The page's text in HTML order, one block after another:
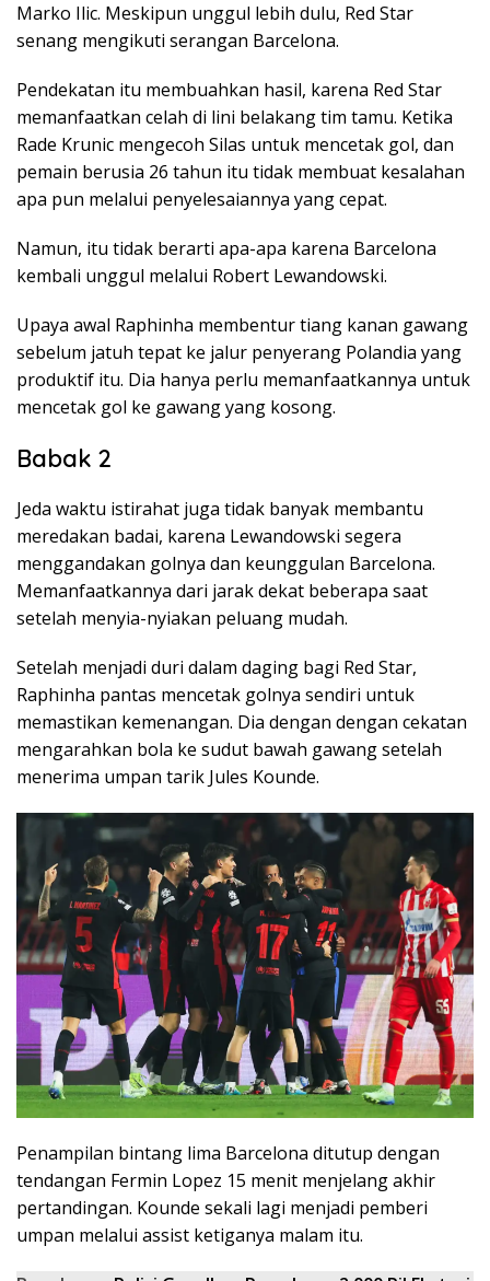
Marko Ilic. Meskipun unggul lebih dulu, Red Star
senang mengikuti serangan Barcelona.
Pendekatan itu membuahkan hasil, karena Red Star
memanfaatkan celah di lini belakang tim tamu. Ketika
Rade Krunic mengecoh Silas untuk mencetak gol, dan
pemain berusia 26 tahun itu tidak membuat kesalahan
apa pun melalui penyelesaiannya yang cepat.
Namun, itu tidak berarti apa-apa karena Barcelona
kembali unggul melalui Robert Lewandowski.
Upaya awal Raphinha membentur tiang kanan gawang
sebelum jatuh tepat ke jalur penyerang Polandia yang
produktif itu. Dia hanya perlu memanfaatkannya untuk
mencetak gol ke gawang yang kosong.
Babak 2
Jeda waktu istirahat juga tidak banyak membantu
meredakan badai, karena Lewandowski segera
menggandakan golnya dan keunggulan Barcelona.
Memanfaatkannya dari jarak dekat beberapa saat
setelah menyia-nyiakan peluang mudah.
Setelah menjadi duri dalam daging bagi Red Star,
Raphinha pantas mencetak golnya sendiri untuk
memastikan kemenangan. Dia dengan dengan cekatan
mengarahkan bola ke sudut bawah gawang setelah
menerima umpan tarik Jules Kounde.
Penampilan bintang lima Barcelona ditutup dengan
tendangan Fermin Lopez 15 menit menjelang akhir
pertandingan. Kounde sekali lagi menjadi pemberi
umpan melalui assist ketiganya malam itu.